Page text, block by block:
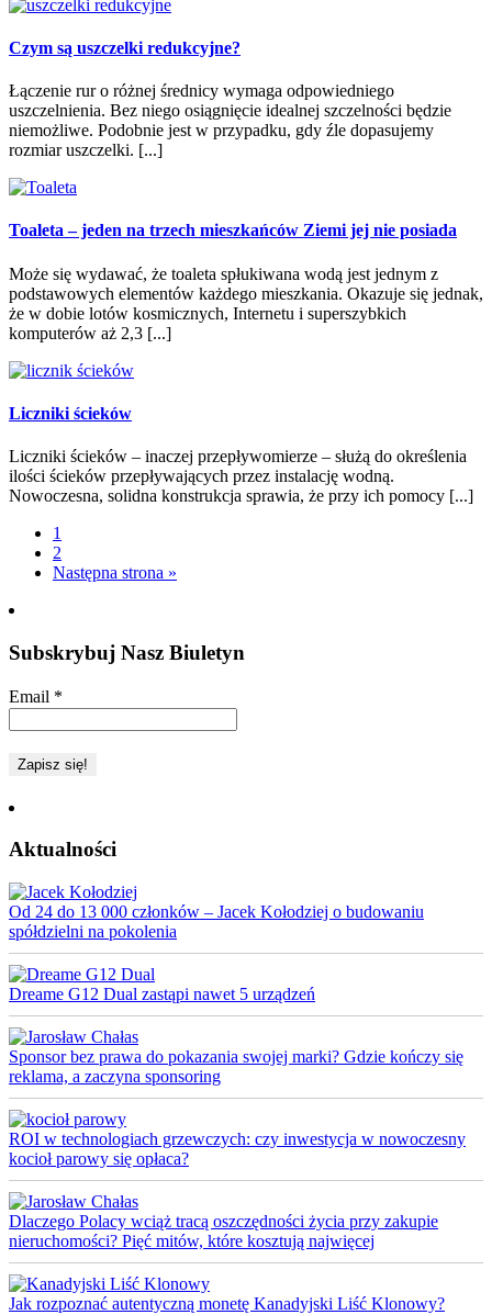
Czym są uszczelki redukcyjne?
Łączenie rur o różnej średnicy wymaga odpowiedniego
uszczelnienia. Bez niego osiągnięcie idealnej szczelności będzie
niemożliwe. Podobnie jest w przypadku, gdy źle dopasujemy
rozmiar uszczelki. [...]
Toaleta – jeden na trzech mieszkańców Ziemi jej nie posiada
Może się wydawać, że toaleta spłukiwana wodą jest jednym z
podstawowych elementów każdego mieszkania. Okazuje się jednak,
że w dobie lotów kosmicznych, Internetu i superszybkich
komputerów aż 2,3 [...]
Liczniki ścieków
Liczniki ścieków – inaczej przepływomierze – służą do określenia
ilości ścieków przepływających przez instalację wodną.
Nowoczesna, solidna konstrukcja sprawia, że przy ich pomocy [...]
1
2
Następna strona »
Subskrybuj Nasz Biuletyn
Email *
Aktualności
Od 24 do 13 000 członków – Jacek Kołodziej o budowaniu
spółdzielni na pokolenia
Dreame G12 Dual zastąpi nawet 5 urządzeń
Sponsor bez prawa do pokazania swojej marki? Gdzie kończy się
reklama, a zaczyna sponsoring
ROI w technologiach grzewczych: czy inwestycja w nowoczesny
kocioł parowy się opłaca?
Dlaczego Polacy wciąż tracą oszczędności życia przy zakupie
nieruchomości? Pięć mitów, które kosztują najwięcej
Jak rozpoznać autentyczną monetę Kanadyjski Liść Klonowy?